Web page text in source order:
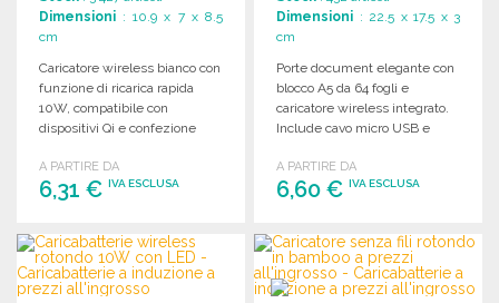
Dimensioni : 10.9 x 7 x 8.5
cm
Caricatore wireless bianco con
funzione di ricarica rapida
10W, compatibile con
dispositivi Qi e confezione
A PARTIRE DA
6,31 € IVA ESCLUSA
ORDINARE
Richiedi un preventivo
Dimensioni : 22.5 x 17.5 x 3
cm
Porte document elegante con
blocco A5 da 64 fogli e
caricatore wireless integrato.
Include cavo micro USB e
A PARTIRE DA
6,60 €IVA ESCLUSA
ORDINARE
Richiedi un preventivo